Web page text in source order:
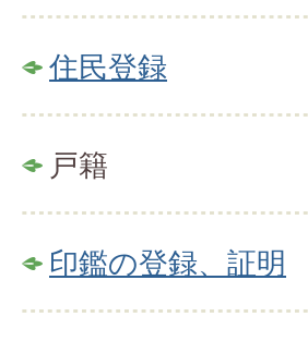
住民登録
戸籍
印鑑の登録、証明